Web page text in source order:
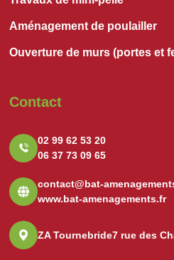
Aménagement de poulailler
Ouverture de murs (portes et
Contact
02 99 62 53 20
06 37 73 09 65
contact@bat-
www.bat-amenagements.fr
ZA Tournebride7 rue des